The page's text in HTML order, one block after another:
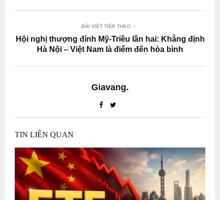
BÀI VIẾT TIẾP THEO
Hội nghị thượng đỉnh Mỹ-Triều lần hai: Khẳng định
Hà Nội – Việt Nam là điểm đến hòa bình​
Giavang.
TIN LIÊN QUAN